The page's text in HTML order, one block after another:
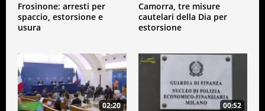
Frosinone: arresti per
spaccio, estorsione e
usura
Camorra, tre misure
cautelari della Dia per
estorsione
02:20 00:52